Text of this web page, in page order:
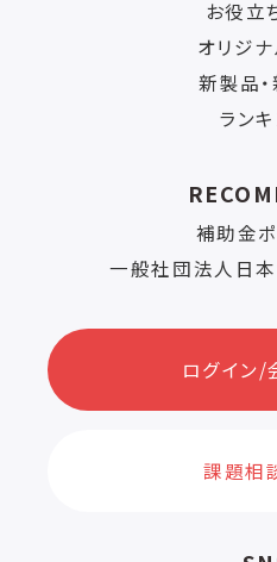
お役立
オリジ
新製品
ラン
補助金
一般社団法人日
ログイン/
課題相